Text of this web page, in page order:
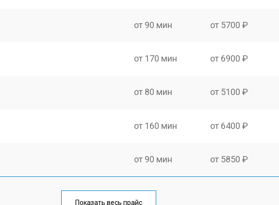
от 90 мин от 5700 ₽
от 170 мин от 6900 ₽
от 80 мин от 5100 ₽
от 160 мин от 6400 ₽
от 90 мин от 5850 ₽
от 110 мин
Показать весь прайс